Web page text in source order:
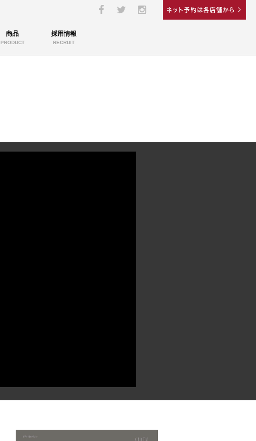
商品
PRODUCT
採用情報
RECRUIT